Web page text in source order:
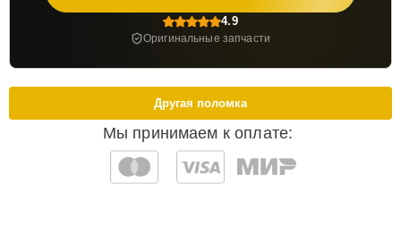
4.9
Оригинальные запчасти
Мы принимаем к оплате:
Другая поломка